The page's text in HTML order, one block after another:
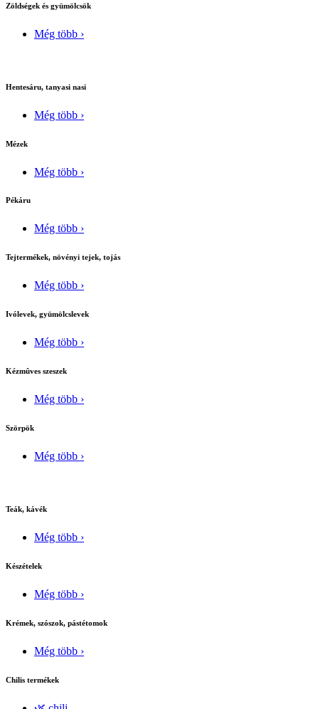
Zöldségek és gyümölcsök
Még több ›
Hentesáru, tanyasi nasi
Még több ›
Mézek
Még több ›
Pékáru
Még több ›
Tejtermékek, növényi tejek, tojás
Még több ›
Ivólevek, gyümölcslevek
Még több ›
Kézmûves szeszek
Még több ›
Szörpök
Még több ›
Teák, kávék
Még több ›
Készételek
Még több ›
Krémek, szószok, pástétomok
Még több ›
Chilis termékek